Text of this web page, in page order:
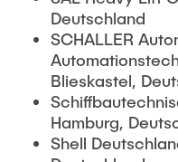
Deutschland
SCHALLER
Blieskastel,
Hamburg,
Shell